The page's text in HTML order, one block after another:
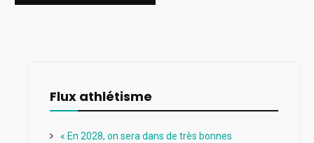
Flux athlétisme
« En 2028, on sera dans de très bonnes